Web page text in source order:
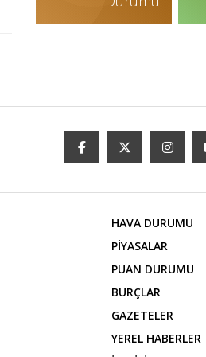
HAVA DURUMU
PİYASALAR
PUAN DURUMU
BURÇLAR
GAZETELER
YEREL HABERLER